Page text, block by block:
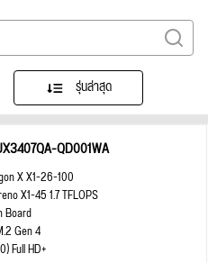
รุ่นล่าสุด
QD001WA
X X1-26-100
X1-45 1.7 TFLOPS
Board
Gen 4
Full HD+